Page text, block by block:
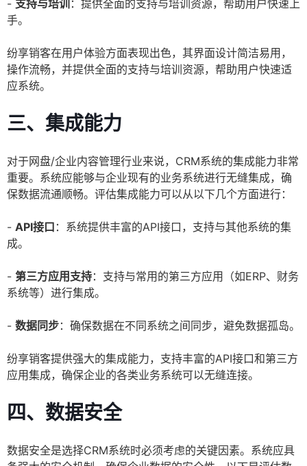
- 支持与培训 ：提供全面的支持与培训资源，帮助用户快速上
手。
纷享销客在用户体验方面表现出色，其界面设计简洁易用，
操作流畅，并提供全面的支持与培训资源，帮助用户快速适
应系统。
三、集成能力
对于网盘/企业内容管理行业来说，CRM系统的集成能力非常
重要。系统应能够与企业现有的业务系统进行无缝集成，确
保数据流通顺畅。评估集成能力可以从以下几个方面进行：
- API接口 ：系统提供丰富的API接口，支持与其他系统的集
成。
- 第三方应用支持：支持与常用的第三方应用（如ERP、财务
系统等）进行集成。
- 数据同步：确保数据在不同系统之间同步，避免数据孤岛。
纷享销客提供强大的集成能力，支持丰富的API接口和第三方
应用集成，确保企业的各类业务系统可以无缝连接。
四、数据安全
数据安全是选择CRM系统时必须考虑的关键因素。系统应具